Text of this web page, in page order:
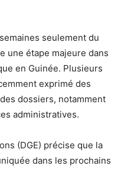
seulement du
une étape majeure dans
en Guinée. Plusieurs
exprimé des
dossiers, notamment
administratives.
(DGE) précise que la
dans les prochains